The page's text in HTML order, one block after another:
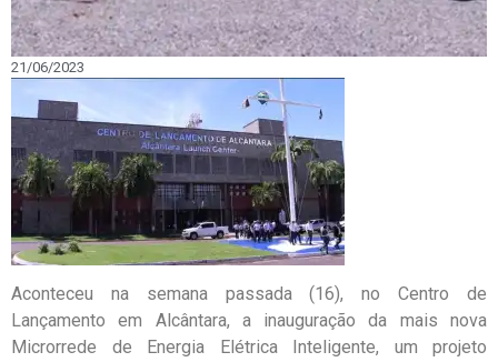
21/06/2023
Aconteceu na semana passada (16), no Centro de
Lançamento em Alcântara, a inauguração da mais nova
Microrrede de Energia Elétrica Inteligente, um projeto